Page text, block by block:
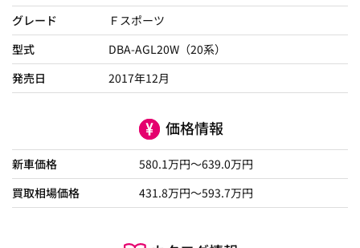
グレード
Ｆスポーツ
型式
DBA-AGL20W（20系）
発売日
2017年12月
価格情報
新車価格 580.1 万円～639.0万円
買取相場価格
431.8万円〜593.7万円